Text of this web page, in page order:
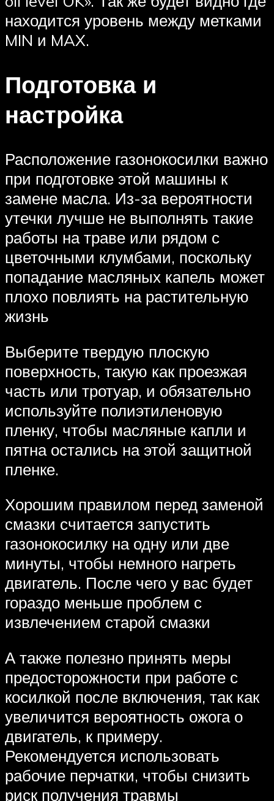
находится уровень между метками
MIN и MAX.
Подготовка и
настройка
Расположение газонокосилки важно
при подготовке этой машины к
замене масла. Из-за вероятности
утечки лучше не выполнять такие
работы на траве или рядом с
цветочными клумбами, поскольку
попадание масляных капель может
плохо повлиять на растительную
жизнь
Выберите твердую плоскую
поверхность, такую как проезжая
часть или тротуар, и обязательно
используйте полиэтиленовую
пленку, чтобы масляные капли и
пятна остались на этой защитной
пленке.
Хорошим правилом перед заменой
смазки считается запустить
газонокосилку на одну или две
минуты, чтобы немного нагреть
двигатель. После чего у вас будет
гораздо меньше проблем с
извлечением старой смазки
А также полезно принять меры
предосторожности при работе с
косилкой после включения, так как
увеличится вероятность ожога о
двигатель, к примеру.
Рекомендуется использовать
рабочие перчатки, чтобы снизить
риск получения травмы